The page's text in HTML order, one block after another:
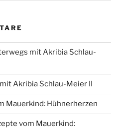
mit Akribia Schlau-
Akribia Schlau-Meier II
Mauerkind: Hühnerherzen
vom Mauerkind: